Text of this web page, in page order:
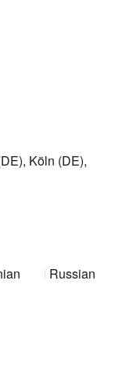
Köln (DE),
Russian